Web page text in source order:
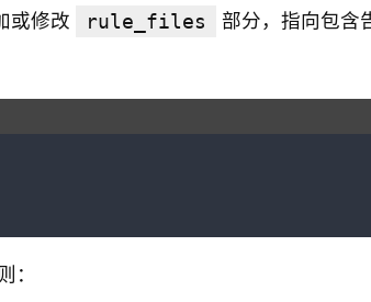
或修改 rule_files
部分，指向包含
：